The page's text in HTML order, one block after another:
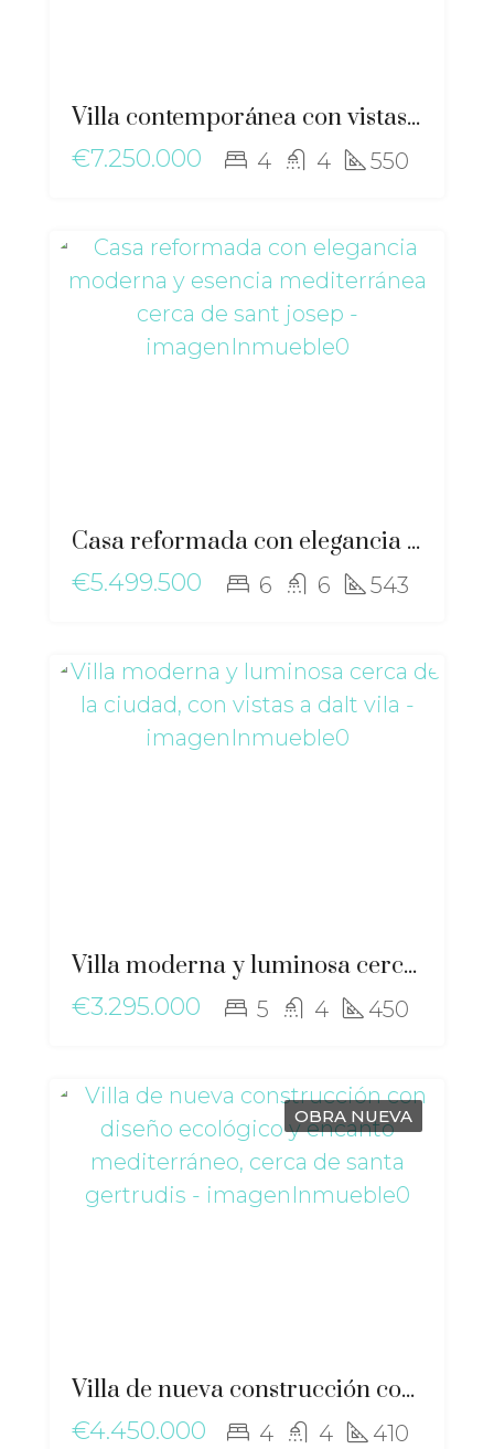
Villa contemporánea con vistas al mar en Cas Mut: lujo, diseño y serenidad cerca de Ibiza ciudad – ri-2517
€7.250.000
4 4 550
Casa reformada con elegancia moderna y esencia mediterránea cerca de Sant Josep – ma-2511
€5.499.500
6 6 543
Villa moderna y luminosa cerca de la ciudad, con vistas a Dalt Vila – ma-2507
€3.295.000
5 4 450
OBRA NUEVA
Villa de nueva construcción con diseño ecológico y encanto mediterráneo, cerca de Santa Gertrudis – ma-2506
€4.450.000
4 4 410